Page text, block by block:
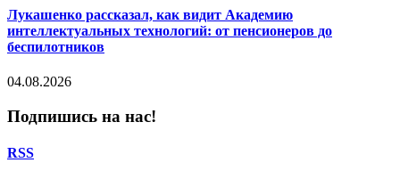
Лукашенко рассказал, как видит Академию
интеллектуальных технологий: от пенсионеров до
беспилотников
04.08.2026
Подпишись на нас!
RSS